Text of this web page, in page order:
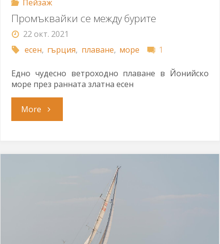
Пейзаж
Промъквайки се между бурите
22 окт. 2021
есен, гърция, плаване, море 1
Едно чудесно ветроходно плаване в Йонийско
море през ранната златна есен
More"Промъквайки
между